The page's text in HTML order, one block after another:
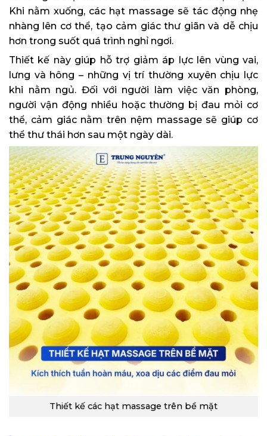
Khi nằm xuống, các hạt massage sẽ tác động nhẹ
nhàng lên cơ thể, tạo cảm giác thư giãn và dễ chịu
hơn trong suốt quá trình nghỉ ngơi.
Thiết kế này giúp hỗ trợ giảm áp lực lên vùng vai,
lưng và hông – những vị trí thường xuyên chịu lực
khi nằm ngủ. Đối với người làm việc văn phòng,
người vận động nhiều hoặc thường bị đau mỏi cơ
thể, cảm giác nằm trên nệm massage sẽ giúp cơ
thể thư thái hơn sau một ngày dài.
Thiết kế các hạt massage trên bề mặt